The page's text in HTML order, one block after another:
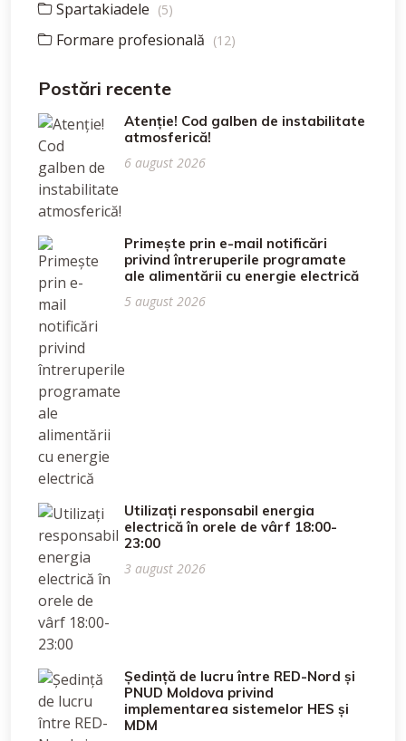
Spartakiadele (5)
Formare profesională (12)
Postări recente
Atenție! Cod galben de instabilitate
atmosferică!
6 august 2026
Primește prin e-mail notificări
privind întreruperile programate
ale alimentării cu energie electrică
5 august 2026
Utilizați responsabil energia
electrică în orele de vârf 18:00-
23:00
3 august 2026
Ședință de lucru între RED-Nord și
PNUD Moldova privind
implementarea sistemelor HES și
MDM